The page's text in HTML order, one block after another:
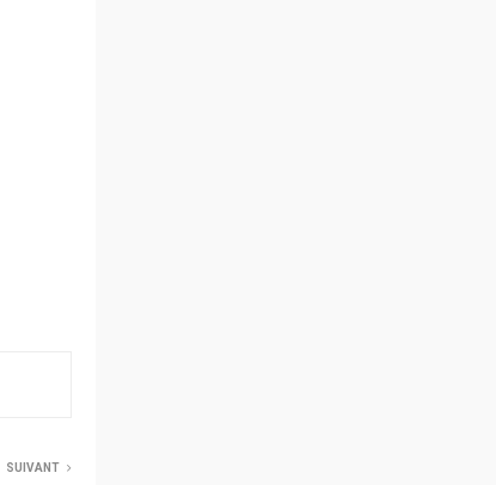
SUIVANT